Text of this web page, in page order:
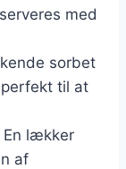
med
sorbet
til at
En lækker
af